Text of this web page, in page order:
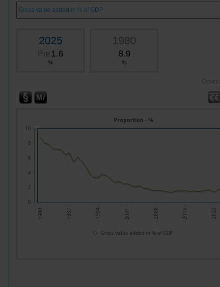
2025
Pre 1.6
%
1980
8.9
%
- 1980 - - 1987 - - 1994 - - 2001 - - 2008 - - 2015 - - 2022 -
Proportion - %
0
2
4
6
8
10
Gross value added in % of GDP